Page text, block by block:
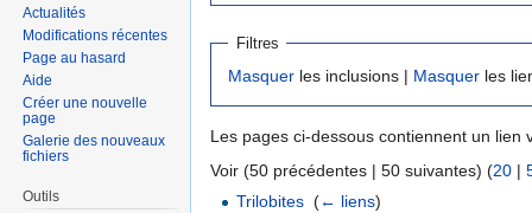
Filtres
Masquer les inclusions | Masquer les
Les pages ci-dessous contiennent un lien
Voir (50 précédentes | 50 suivantes) (20 |
Trilobites ‎(← liens)
Actualités
Modifications récentes
Page au hasard
Aide
Créer une nouvelle
page
Galerie des nouveaux
fichiers
Outils